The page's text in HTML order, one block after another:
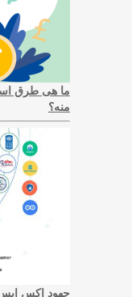
ما هى طرق
منه؟
جهود اكس